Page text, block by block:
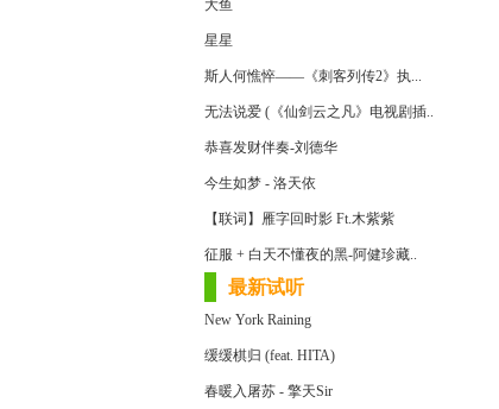
大鱼
星星
斯人何憔悴——《刺客列传2》执...
无法说爱 (《仙剑云之凡》电视剧插..
恭喜发财伴奏-刘德华
今生如梦 - 洛天依
【联词】雁字回时影 Ft.木紫紫
征服 + 白天不懂夜的黑-阿健珍藏..
最新试听
New York Raining
缓缓棋归 (feat. HITA)
春暖入屠苏 - 擎天Sir